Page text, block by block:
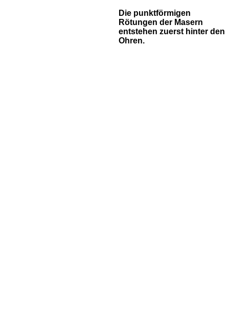
Die punktförmigen
Rötungen der Masern
entstehen zuerst hinter den
Ohren.